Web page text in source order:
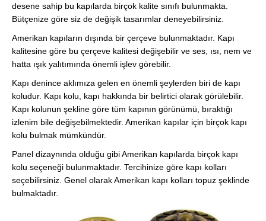
desene sahip bu kapılarda birçok kalite sınıfı bulunmakta.
Bütçenize göre siz de değişik tasarımlar deneyebilirsiniz.
Amerikan kapıların dışında bir çerçeve bulunmaktadır. Kapı
kalitesine göre bu çerçeve kalitesi değişebilir ve ses, ısı, nem ve
hatta ışık yalıtımında önemli işlev görebilir.
Kapı denince aklımıza gelen en önemli şeylerden biri de kapı
koludur. Kapı kolu, kapı hakkında bir belirtici olarak görülebilir.
Kapı kolunun şekline göre tüm kapının görünümü, bıraktığı
izlenim bile değişebilmektedir. Amerikan kapılar için birçok kapı
kolu bulmak mümkündür.
Panel dizaynında olduğu gibi Amerikan kapılarda birçok kapı
kolu seçeneği bulunmaktadır. Tercihinize göre kapı kolları
seçebilirsiniz. Genel olarak Amerikan kapı kolları topuz şeklinde
bulmaktadır.